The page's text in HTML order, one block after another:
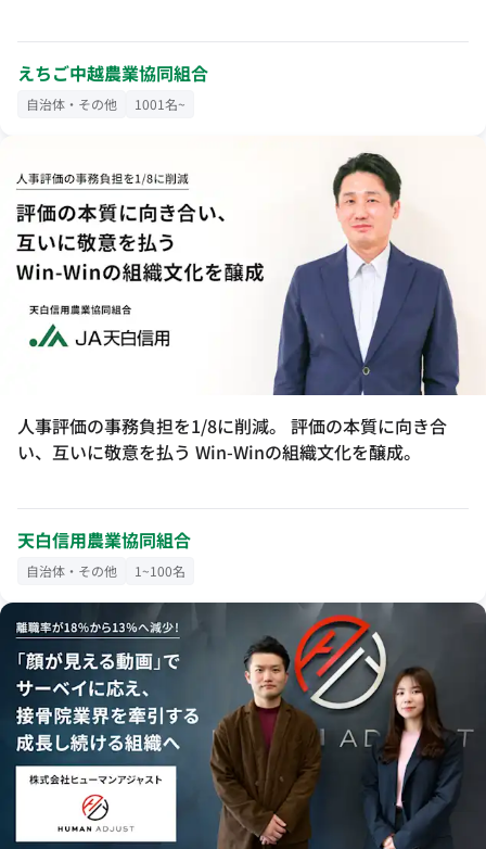
えちご中越農業協同組合
自治体・その他 1001名~
人事評価の事務負担を1/8に削減。 評価の本質に向き合
い、互いに敬意を払う Win-Winの組織文化を醸成。
天白信用農業協同組合
自治体・その他 1~100名